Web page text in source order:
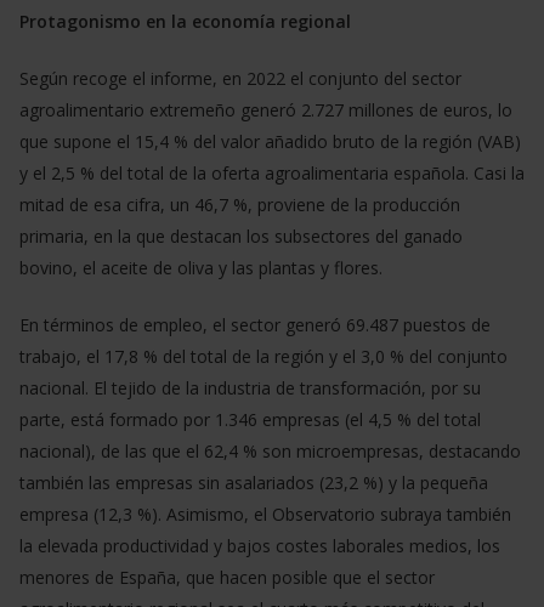
Protagonismo en la economía regional
Según recoge el informe, en 2022 el conjunto del sector
agroalimentario extremeño generó 2.727 millones de euros, lo
que supone el 15,4 % del valor añadido bruto de la región (VAB)
y el 2,5 % del total de la oferta agroalimentaria española. Casi la
mitad de esa cifra, un 46,7 %, proviene de la producción
primaria, en la que destacan los subsectores del ganado
bovino, el aceite de oliva y las plantas y flores.
En términos de empleo, el sector generó 69.487 puestos de
trabajo, el 17,8 % del total de la región y el 3,0 % del conjunto
nacional. El tejido de la industria de transformación, por su
parte, está formado por 1.346 empresas (el 4,5 % del total
nacional), de las que el 62,4 % son microempresas, destacando
también las empresas sin asalariados (23,2 %) y la pequeña
empresa (12,3 %). Asimismo, el Observatorio subraya también
la elevada productividad y bajos costes laborales medios, los
menores de España, que hacen posible que el sector